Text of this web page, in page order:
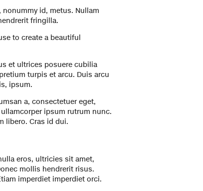
id, metus. Nullam
fringilla.
to create a beautiful
et ultrices posuere cubilia
turpis et arcu. Duis arcu
ipsum.
a, consectetuer eget,
ipsum rutrum nunc.
libero. Cras id dui.
eros, ultricies sit amet,
mollis hendrerit risus.
imperdiet imperdiet orci.